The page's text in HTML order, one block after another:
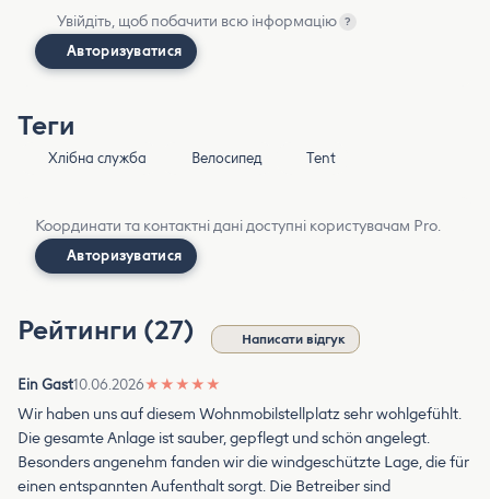
Увійдіть, щоб побачити всю інформацію ?
Авторизуватися
Теги
Хлібна служба Велосипед Tent
Координати та контактні дані доступні користувачам Pro.
Авторизуватися
Рейтинги (27) Написати відгук
Ein Gast10.06.2026★ ★ ★ ★ ★
Wir haben uns auf diesem Wohnmobilstellplatz sehr wohlgefühlt.
Die gesamte Anlage ist sauber, gepflegt und schön angelegt.
Besonders angenehm fanden wir die windgeschützte Lage, die für
einen entspannten Aufenthalt sorgt. Die Betreiber sind